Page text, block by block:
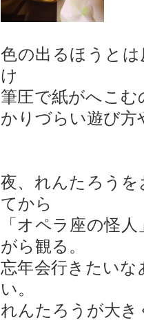
色の出るほうと
け
筆圧で紙がへこ
かりづらい遊び方
夜、れんたろう
てから
「オペラ座の怪
がら観る。
忘年会行きたい
い。
れんたろうが大